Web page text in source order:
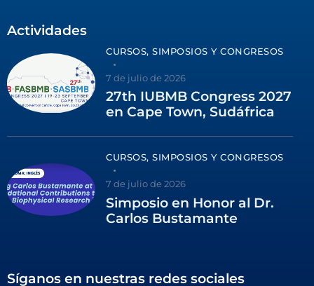
Actividades
CURSOS, SIMPOSIOS Y CONGRESOS
7 de julio de 2026
27th IUBMB Congress 2027
en Cape Town, Sudáfrica
CURSOS, SIMPOSIOS Y CONGRESOS
7 de julio de 2026
Simposio en Honor al Dr.
Carlos Bustamante
Síganos en nuestras redes sociales